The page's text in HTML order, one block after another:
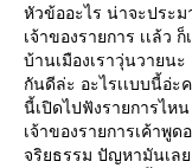
หัวข้ออะไร น่าจะประ
เจ้าของรายการ เเล้ว
บ้านเมืองเราวุ่นวายนะ
กันดีล่ะ อะไรเเบบนี้อ่ะ
นี้เปิดไปฟังรายการไหน
เจ้าของรายการเค้าพู
จริยธรรม ปัญหามันเลย